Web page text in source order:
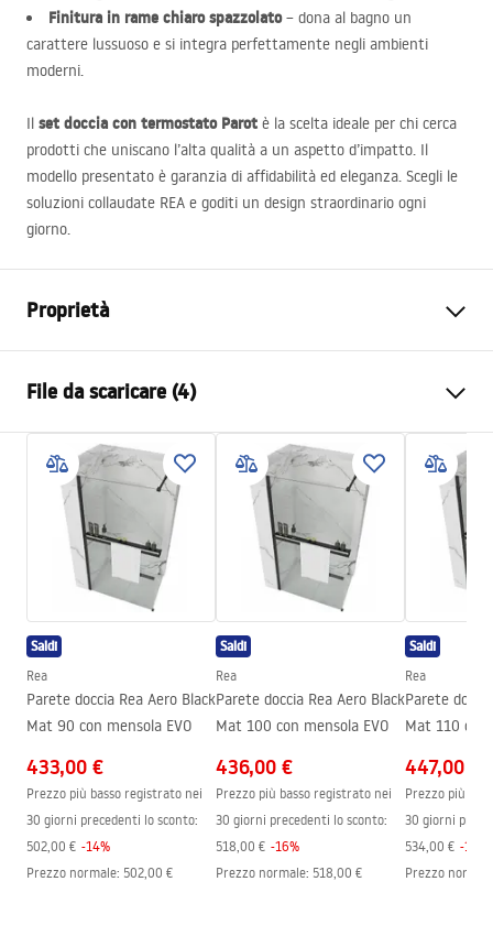
Finitura in rame chiaro spazzolato– dona al bagno un
carattere lussuoso e si integra perfettamente negli ambienti
moderni.
Il set doccia con termostato Parot è la scelta ideale per chi cerca
prodotti che uniscano l’alta qualità a un aspetto d’impatto. Il
modello presentato è garanzia di affidabilità ed eleganza. Scegli le
soluzioni collaudate REA e goditi un design straordinario ogni
giorno.
Proprietà
Materiale
Tipo di rubinetto
Termostatica
Metodo di installazione
Da superficie
Regolazione dell’altezza
Altezza min.
880mm
Altezza max.
1200
mm
Regolazione della pressione
Sistema Anti-Calc
Tecnologia del rivestimento
PVD
Distanza dei collegamenti
150 mm
Garanzia
24 mesi
File da scaricare (4)
Informazioni sulla sicurezza
Safety_Information_Shower_set.pdf
Condizioni di garanzia
Warranty_Terms_and_Conditions_Faucets_-_5.pdf
Istruzioni di montaggio
shower_set.pdf
Pielęgnacja
Pielegnacja.pdf
Saldi
Rea
Parete doccia Rea Aero Black
Mat 90 con mensola EVO
433,00 €
Prezzo più basso registrato nei
30 giorni precedenti lo sconto:
502,00 € -14%
Prezzo normale: 502,00 €
Saldi
Rea
Parete doccia Rea Aero Black
Mat 100 con mensola EVO
436,00 €
Prezzo più basso registrato nei
30 giorni precedenti lo sconto:
518,00 € -16%
Prezzo normale: 518,00 €
Saldi
Rea
Parete
Mat 110 con
447,00 €
Prezzo più
30 giorni
534,00 € -16
Prezzo